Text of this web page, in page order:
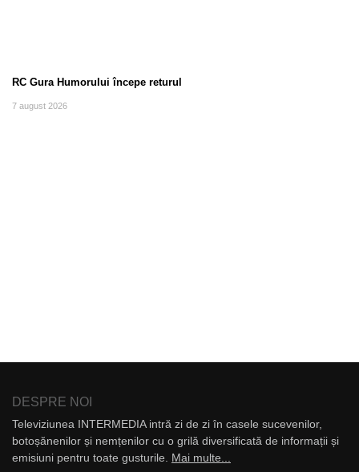
RC Gura Humorului începe returul
7 august 2026
DESPRE NOI
Televiziunea INTERMEDIA intră zi de zi în casele sucevenilor,
botoșănenilor și nemțenilor cu o grilă diversificată de informații și
emisiuni pentru toate gusturile. Mai multe...